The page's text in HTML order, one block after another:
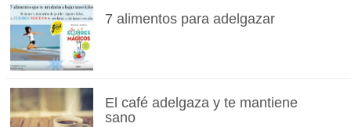
7 alimentos para adelgazar
El café adelgaza y te mantiene
sano